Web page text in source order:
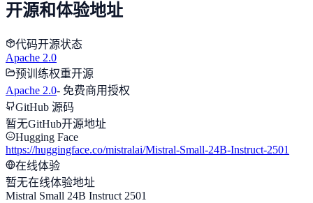
开源和体验地址
代码开源状态
Apache 2.0
预训练权重开源
Apache 2.0- 免费商用授权
GitHub 源码
暂无GitHub开源地址
Hugging Face
https://huggingface.co/mistralai/Mistral-Small-24B-Instruct-2501
在线体验
暂无在线体验地址
Mistral Small 24B Instruct 2501